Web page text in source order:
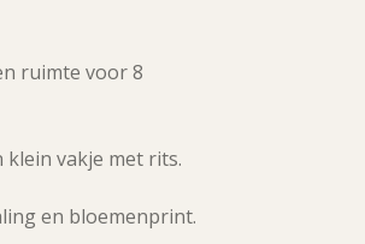
ruimte voor 8
vakje met rits.
en bloemenprint.